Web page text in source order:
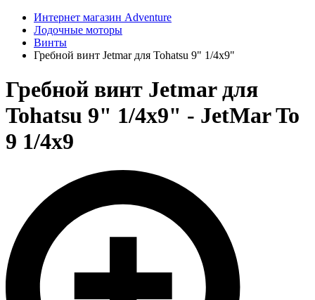
Интернет магазин Adventure
Лодочные моторы
Винты
Гребной винт Jetmar для Tohatsu 9" 1/4x9"
Гребной винт Jetmar для
Tohatsu 9" 1/4x9" - JetMar To
9 1/4x9